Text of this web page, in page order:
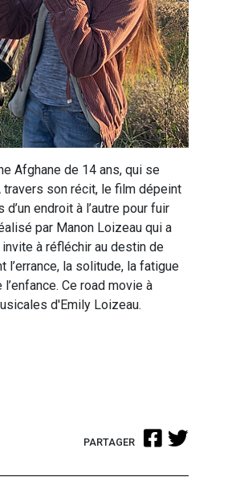
Afghane de 14 ans, qui se
son récit, le film dépeint
endroit à l’autre pour fuir
par Manon Loizeau qui a
à réfléchir au destin de
la solitude, la fatigue
Ce road movie à
d'Emily Loizeau.
PARTAGER